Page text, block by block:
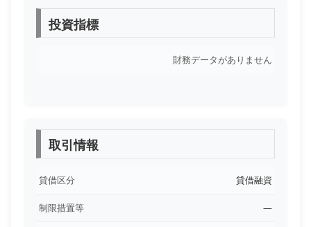
投資指標
財務データがありません
取引情報
貸借区分 貸借融資
制限措置等 ―